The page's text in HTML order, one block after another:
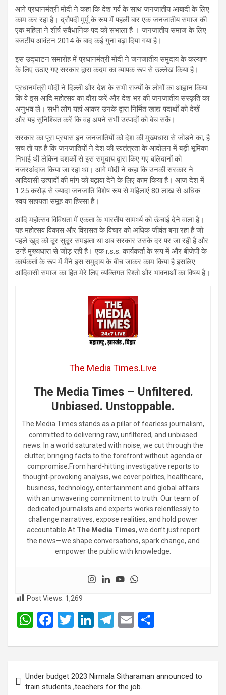
आगे प्रधानमंत्री मोदी ने कहा कि देश गर्व के साथ जनजातीय आबादी के लिए
काम कर रहा है। द्रौपदी मुर्मू के रूप में पहली बार एक जनजातीय समाज की
एक महिला ने शीर्ष संवैधानिक पद को संभाला है । जनजातीय समाज के लिए
बजटीय आवंटन 2014 के बाद कई गुना बढ़ा दिया गया है।
इस उद्घाटन समारोह में प्रधानमंत्री मोदी ने जनजातीय समुदाय के कल्याण
के लिए उठाए गए सरकार द्वारा कदम का व्यापक रूप से उल्लेख किया है।
प्रधानमंत्री मोदी ने दिल्ली और देश के सभी राज्यों के लोगों का आह्वान किया
कि वे इस आदि महोत्सव का दौरा करें और देश भर की जनजातीय संस्कृति का
अनुभव ले। सभी लोग यहां आकर उनके द्वारा निर्मित खाद्य पदार्थों को देखें
और यह सुनिश्चित करें कि वह अपने सभी उत्पादों को बेच सकें।
सरकार का पूरा प्रयास इन जनजातियों को देश की मुख्यधारा से जोड़ने का, है
सच तो यह है कि जनजातियों ने देश की स्वतंत्रता के आंदोलन में बड़ी भूमिका
निभाई थी लेकिन दशकों से इस समुदाय द्वारा किए गए बलिदानों को
नजरअंदाज किया जा रहा था। आगे मोदी ने कहा कि उनकी सरकार ने
आदिवासी उत्पादों की मांग को बढ़ावा देने के लिए काम किया है। आज देश में
1.25 करोड़ से ज्यादा जनजाति विशेष रूप से महिलाएं 80 लाख से अधिक
स्वयं सहायता समूह का हिस्सा है।
आदि महोत्सव विविधता में एकता के भारतीय सामर्थ्य को ऊंचाई देने वाला है।
यह महोत्सव विकास और विरासत के विचार को अधिक जीवंत बना रहा है जो
पहले खुद को दूर सुदूर समझता था अब सरकार उसके दर पर जा रही है और
उन्हें मुख्यधारा से जोड़ रही है। एक r.s.s. कार्यकर्ता के रूप में और बीजेपी के
कार्यकर्ता के रूप में मैंने इस समुदाय के बीच जाकर काम किया है इसलिए
आदिवासी समाज का हित मेरे लिए व्यक्तिगत रिश्तो और भावनाओं का विषय है।
The Media Times.Live
The Media Times – Unfiltered.
Unbiased. Unstoppable.
The Media Times stands as a pillar of fearless journalism,
committed to delivering raw, unfiltered, and unbiased
news. In a world saturated with noise, we cut through the
clutter, bringing facts to the forefront without agenda or
compromise.From hard-hitting investigative reports to
thought-provoking analysis, we cover politics, healthcare,
business, technology, entertainment and global affairs
with an unwavering commitment to truth. Our team of
dedicated journalists and experts works relentlessly to
challenge narratives, expose realities, and hold power
accountable.At The Media Times, we don’t just report
the news—we shape conversations, spark change, and
empower the public with knowledge.
Post Views: 1,269
W
at
s
A
F
ce
b
o
T
tt
er
Li
ke
dI
n
T
e
gr
a
E
ail ar
navigation
Under budget 2023 Nirmala Sitharaman announced to
train students ,teachers for the job.